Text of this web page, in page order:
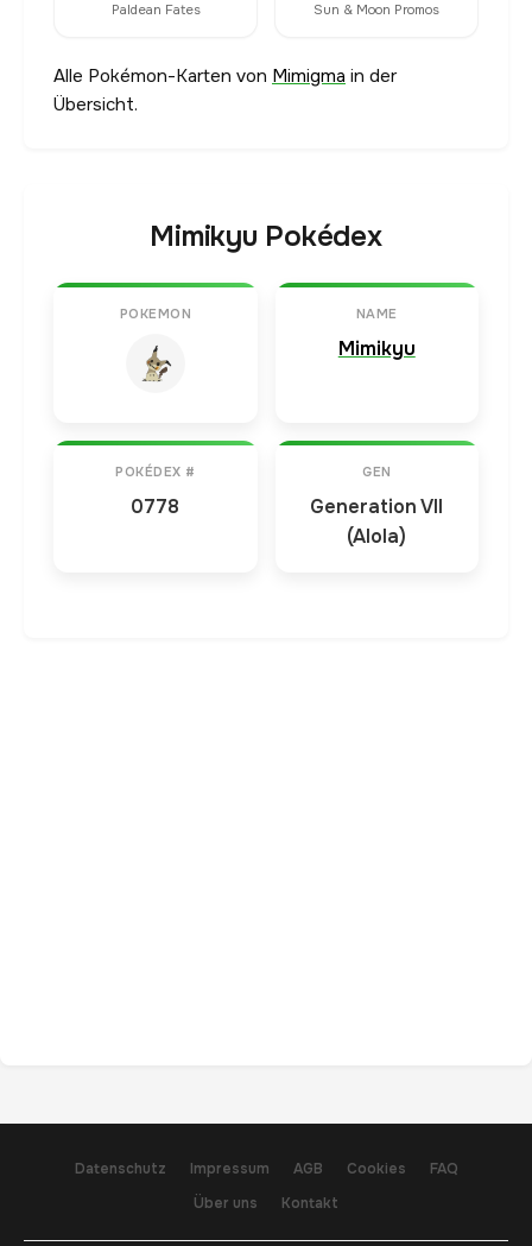
Paldean Fates Sun & Moon Promos
Alle Pokémon-Karten von Mimigma in der
Übersicht.
Mimikyu Pokédex
POKEMON NAME
Mimikyu
POKÉDEX #
0778
GEN
Generation VII
(Alola)
Datenschutz Impressum AGB Cookies
FAQ
Über uns
Kontakt